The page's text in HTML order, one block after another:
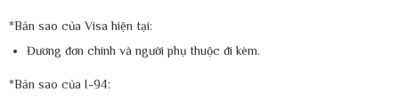
*Bản sao của Visa hiện tại:
Đương đơn chính và người phụ thuộc đi kèm.
*Bản sao của I-94: